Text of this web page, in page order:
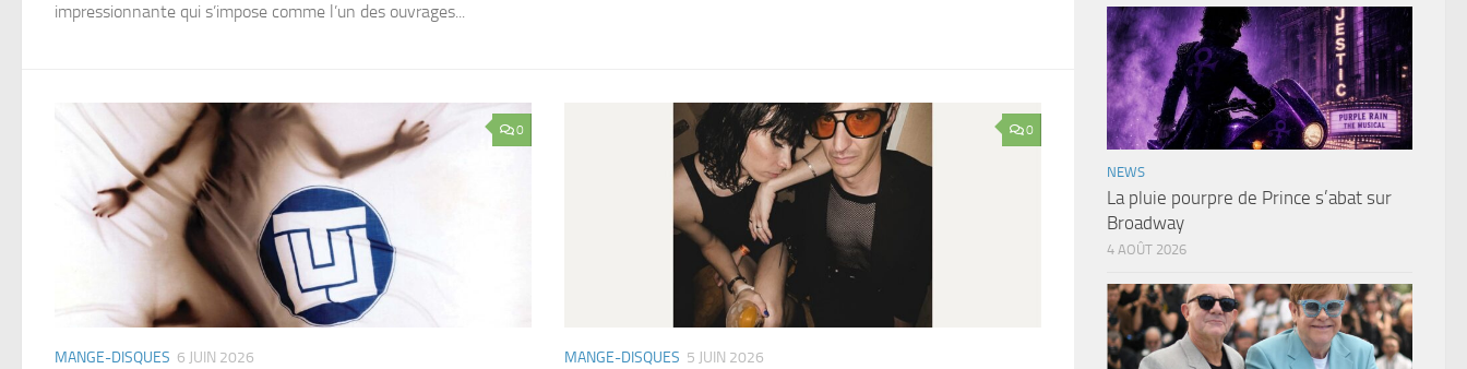
impressionnante qui s’impose comme l’un des ouvrages...
0
MANGE-DISQUES 6 JUIN 2026
0
MANGE-DISQUES 5 JUIN 2026
NEWS
La pluie pourpre de Prince s’abat sur
Broadway
4 AOÛT 2026